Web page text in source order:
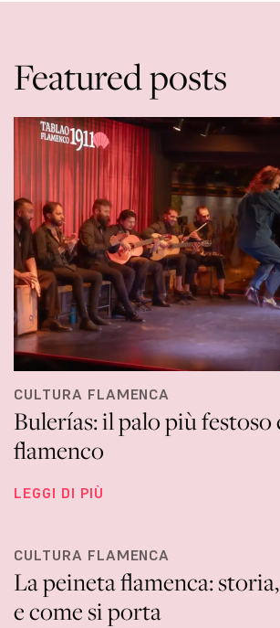
Featured posts
CULTURA FLAMENCA
Bulerías: il palo più festoso
flamenco
LEGGI DI PIÙ
CULTURA FLAMENCA
La peineta flamenca:
e come si porta